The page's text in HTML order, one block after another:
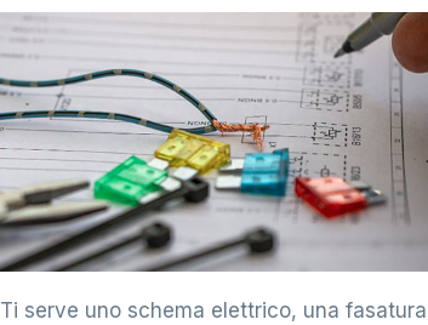
Ti serve uno schema elettrico, una fasatura